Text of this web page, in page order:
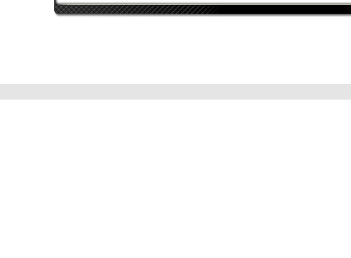
280
6144 MB